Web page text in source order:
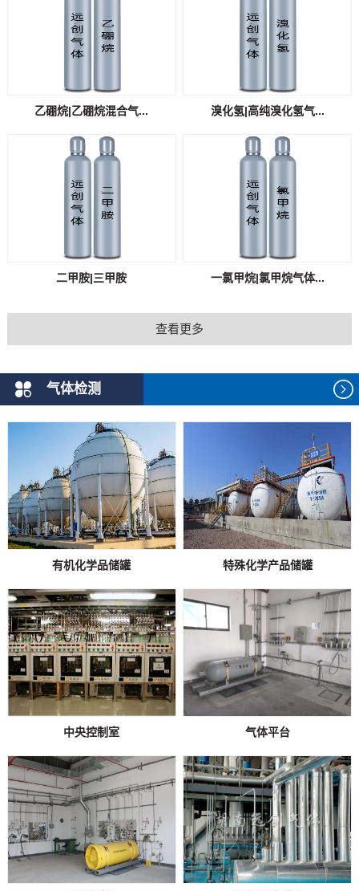
乙硼烷|乙硼烷混合气... 溴化氢|高纯溴化氢气...
二甲胺|三甲胺 一氯甲烷|氯甲烷气体...
查看更多
气体检测
有机化学品储罐 特殊化学产品储罐
中央控制室 气体平台